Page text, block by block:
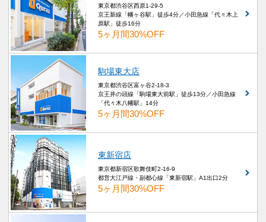
東京都渋谷区西原1-29-5
京王新線「幡ヶ谷駅」徒歩4分／小田急線「代々木上
原駅」徒歩16分
5ヶ月間30%OFF
駒場東大店
東京都渋谷区富ヶ谷2-18-3
京王井の頭線「駒場東大前駅」徒歩13分／小田急線
「代々木八幡駅」14分
5ヶ月間30%OFF
東新宿店
東京都新宿区歌舞伎町2-16-9
都営大江戸線・副都心線「東新宿駅」A1出口2分
5ヶ月間30%OFF